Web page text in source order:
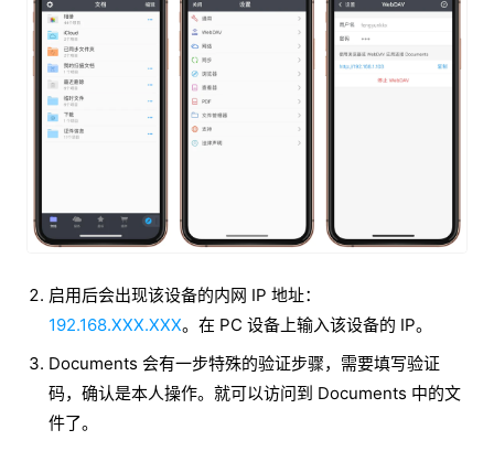
启用后会出现该设备的内网 IP 地址：
192.168.XXX.XXX。在 PC 设备上输入该设备的 IP。
Documents 会有一步特殊的验证步骤，需要填写验证
码，确认是本人操作。就可以访问到 Documents 中的文
件了。